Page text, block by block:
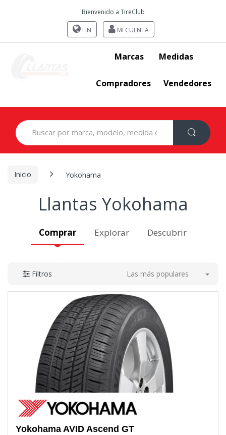
Bienvenido a TireClub
HN MI CUENTA
Marcas Medidas
Compradores Vendedores
Search
for:
Inicio Yokohama
Llantas Yokohama
Comprar Explorar Descubrir
Filtros Las más populares
Yokohama AVID Ascend GT